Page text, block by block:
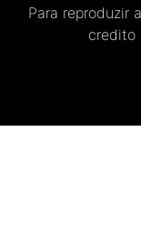
Para reproduzir
credito